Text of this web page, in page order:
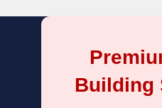
Building